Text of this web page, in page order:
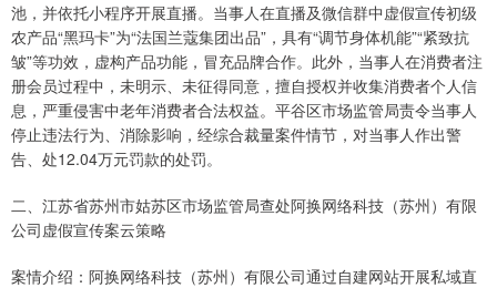
池，并依托小程序开展直播。当事人在直播及微信群中虚假宣传初级
农产品“黑玛卡”为“法国兰蔻集团出品”，具有“调节身体机能”“紧致抗
皱”等功效，虚构产品功能，冒充品牌合作。此外，当事人在消费者注
册会员过程中，未明示、未征得同意，擅自授权并收集消费者个人信
息，严重侵害中老年消费者合法权益。平谷区市场监管局责令当事人
停止违法行为、消除影响，经综合裁量案件情节，对当事人作出警
告、处12.04万元罚款的处罚。
二、江苏省苏州市姑苏区市场监管局查处阿换网络科技（苏州）有限
公司虚假宣传案云策略
案情介绍：阿换网络科技（苏州）有限公司通过自建网站开展私域直